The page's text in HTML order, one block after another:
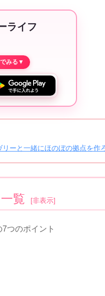
ライフ
ーと一緒にほのぼの拠点を作
覧 [非表示]
つのポイント